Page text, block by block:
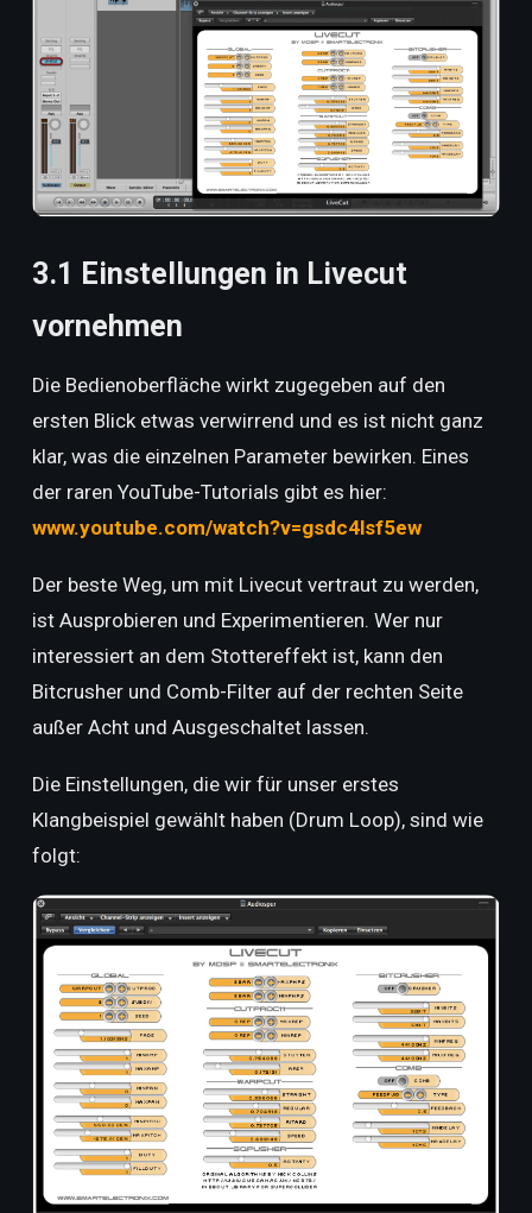
3.1 Einstellungen in Livecut
vornehmen
Die Bedienoberfläche wirkt zugegeben auf den
ersten Blick etwas verwirrend und es ist nicht ganz
klar, was die einzelnen Parameter bewirken. Eines
der raren YouTube-Tutorials gibt es hier:
www.youtube.com/watch?v=gsdc4lsf5ew
Der beste Weg, um mit Livecut vertraut zu werden,
ist Ausprobieren und Experimentieren. Wer nur
interessiert an dem Stottereffekt ist, kann den
Bitcrusher und Comb-Filter auf der rechten Seite
außer Acht und Ausgeschaltet lassen.
Die Einstellungen, die wir für unser erstes
Klangbeispiel gewählt haben (Drum Loop), sind wie
folgt: